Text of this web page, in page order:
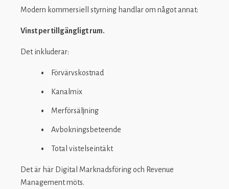
Modern kommersiell styrning handlar om något annat:
Vinst per tillgängligt rum.
Det inkluderar:
Förvärvskostnad
Kanal­mix
Merförsäljning
Avbokningsbeteende
Total vistelseintäkt
Det är här Digital Marknadsföring och Revenue
Management möts.